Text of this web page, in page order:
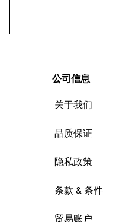
公司信息
关于我们
品质保证
隐私政策
条款 & 条件
贸易账户